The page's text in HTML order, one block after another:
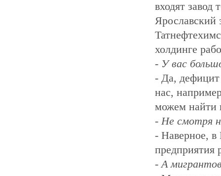
входят завод
Ярославский
холдинге
- У вас
- Да, дефицит
нас,
можем найти
- Не смотря
- Наверное, в
предприятия
- А